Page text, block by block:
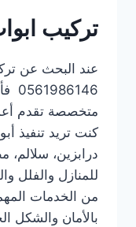
تركيب
عند البحث عن
متخصصة تقدم
كنت تريد تنفيذ
درابزين،
للمنازل والفلل
من الخدمات
بالأمان والشكل